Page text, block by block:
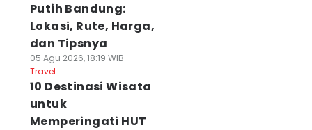
Putih Bandung:
Lokasi, Rute, Harga,
dan Tipsnya
05 Agu 2026, 18:19 WIB
Travel
10 Destinasi Wisata
untuk
Memperingati HUT